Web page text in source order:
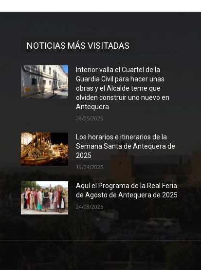
NOTICIAS MÁS VISITADAS
Interior valla el Cuartel de la
Guardia Civil para hacer unas
obras y el Alcalde teme que
olviden construir uno nuevo en
Antequera
28/05/2025
Los horarios e itinerarios de la
Semana Santa de Antequera de
2025
19/04/2025
Aquí el Programa de la Real Feria
de Agosto de Antequera de 2025
24/08/2025